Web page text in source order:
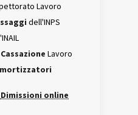
Lavoro
dell'INPS
Lavoro
Dimissioni online